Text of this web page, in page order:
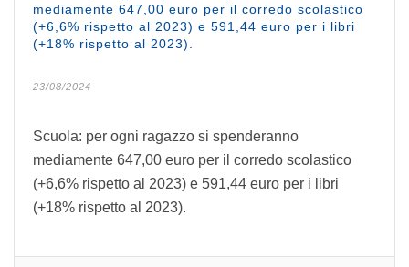
mediamente 647,00 euro per il corredo scolastico
(+6,6% rispetto al 2023) e 591,44 euro per i libri
(+18% rispetto al 2023).
23/08/2024
Scuola: per ogni ragazzo si spenderanno
mediamente 647,00 euro per il corredo scolastico
(+6,6% rispetto al 2023) e 591,44 euro per i libri
(+18% rispetto al 2023).